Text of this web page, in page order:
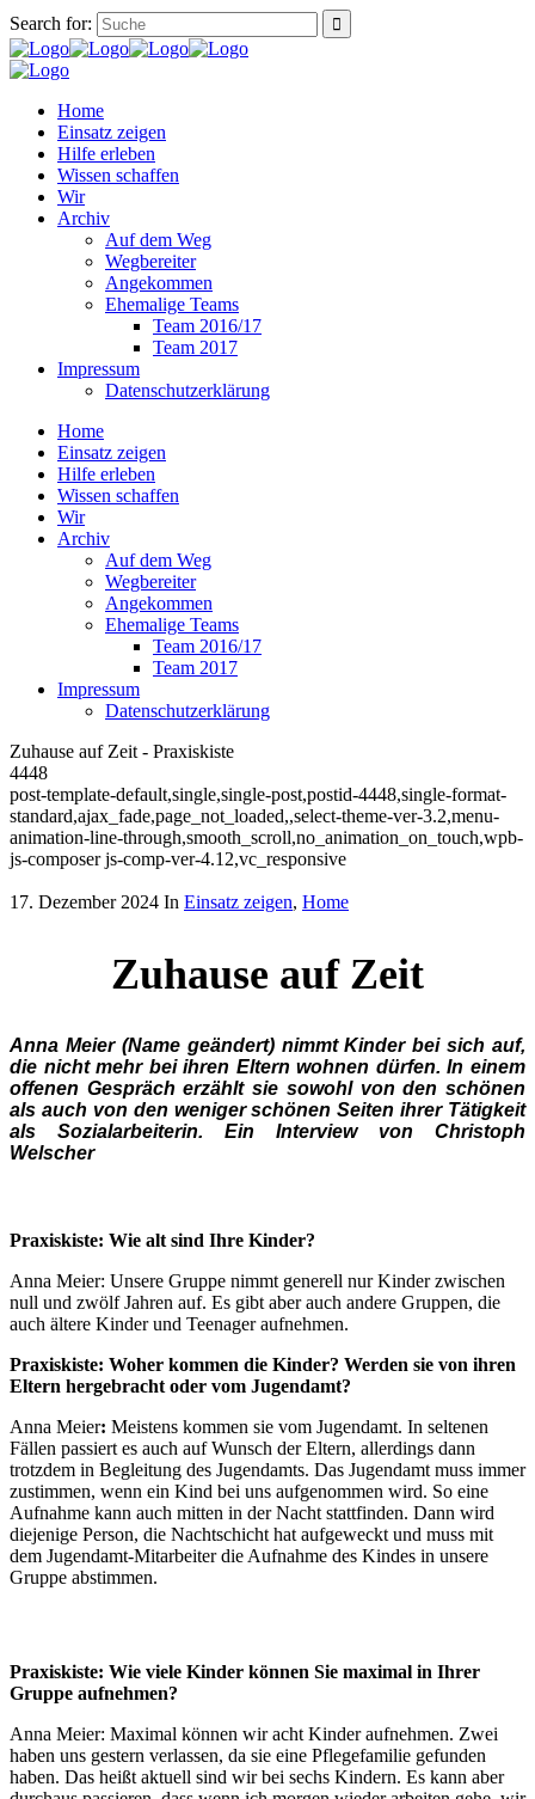
Search for:
Home
Einsatz zeigen
Hilfe erleben
Wissen schaffen
Wir
Archiv
Auf dem Weg
Wegbereiter
Angekommen
Ehemalige Teams
Team 2016/17
Team 2017
Impressum
Datenschutzerklärung
Home
Einsatz zeigen
Hilfe erleben
Wissen schaffen
Wir
Archiv
Auf dem Weg
Wegbereiter
Angekommen
Ehemalige Teams
Team 2016/17
Team 2017
Impressum
Datenschutzerklärung
Zuhause auf Zeit - Praxiskiste
4448
post-template-default,single,single-post,postid-4448,single-format-
standard,ajax_fade,page_not_loaded,,select-theme-ver-3.2,menu-
animation-line-through,smooth_scroll,no_animation_on_touch,wpb-
js-composer js-comp-ver-4.12,vc_responsive
17. Dezember 2024 In Einsatz zeigen, Home
Zuhause auf Zeit
Anna Meier (Name geändert) nimmt Kinder bei sich auf,
die nicht mehr bei ihren Eltern wohnen dürfen. In einem
offenen Gespräch erzählt sie sowohl von den schönen
als auch von den weniger schönen Seiten ihrer Tätigkeit
als Sozialarbeiterin. Ein Interview von Christoph
Welscher
Praxiskiste: Wie alt sind Ihre Kinder?
Anna Meier: Unsere Gruppe nimmt generell nur Kinder zwischen
null und zwölf Jahren auf. Es gibt aber auch andere Gruppen, die
auch ältere Kinder und Teenager aufnehmen.
Praxiskiste: Woher kommen die Kinder? Werden sie von ihren
Eltern hergebracht oder vom Jugendamt?
Anna Meier: Meistens kommen sie vom Jugendamt. In seltenen
Fällen passiert es auch auf Wunsch der Eltern, allerdings dann
trotzdem in Begleitung des Jugendamts. Das Jugendamt muss immer
zustimmen, wenn ein Kind bei uns aufgenommen wird. So eine
Aufnahme kann auch mitten in der Nacht stattfinden. Dann wird
diejenige Person, die Nachtschicht hat aufgeweckt und muss mit
dem Jugendamt-Mitarbeiter die Aufnahme des Kindes in unsere
Gruppe abstimmen.
Praxiskiste: Wie viele Kinder können Sie maximal in Ihrer
Gruppe aufnehmen?
Anna Meier: Maximal können wir acht Kinder aufnehmen. Zwei
haben uns gestern verlassen, da sie eine Pflegefamilie gefunden
haben. Das heißt aktuell sind wir bei sechs Kindern. Es kann aber